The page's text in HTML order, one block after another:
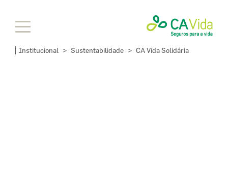
Institucional > Sustentabilidade > CA Vida Solidária